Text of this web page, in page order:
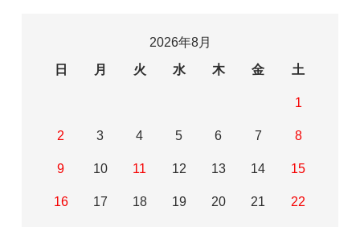
2026年8月
日
月 火 水 木 金 土
1
2 3 4 5 6 7 8
9 10 11 12 13 14 15
16 17 18 19 20 21 22